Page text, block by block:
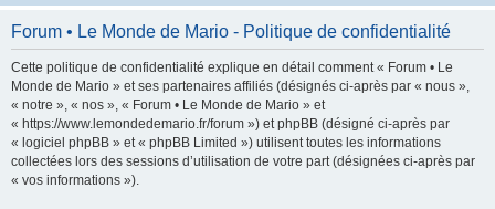
Forum • Le Monde de Mario - Politique de confidentialité
Cette politique de confidentialité explique en détail comment « Forum • Le
Monde de Mario » et ses partenaires affiliés (désignés ci-après par « nous »,
« notre », « nos », « Forum • Le Monde de Mario » et
« https://www.lemondedemario.fr/forum ») et phpBB (désigné ci-après par
« logiciel phpBB » et « phpBB Limited ») utilisent toutes les informations
collectées lors des sessions d’utilisation de votre part (désignées ci-après par
« vos informations »).